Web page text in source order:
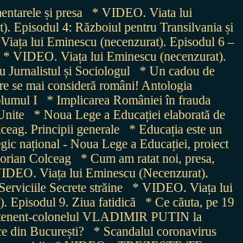
și presa
* VIDEO. Viata lui
Episodul 4: Războiul pentru Transilvania și
lui Eminescu (necenzurat). Episodul 6 –
* VIDEO. Viața lui Eminescu (necenzurat).
Jurnalistul și Sociologul
* Un cadou de
se mai consideră români! Antologia
I
* Implicarea României în frauda
* Noua Lege a Educației elaborată de
Principii generale
* Educația este un
național - Noua Lege a Educației, proiect
Colceag
* Cum am ratat noi, presa,
Viața lui Eminescu (Necenzurat).
Secrete străine
* VIDEO. Viața lui
Episodul 9. Ziua fatidică
* Ce căuta, pe 19
colonelul VLADIMIR PUTIN la
din București?
* Scandalul coronavirus